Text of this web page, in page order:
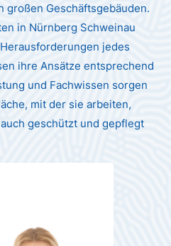
großen Geschäftsgebäuden.
in Nürnberg Schweinau
jedes
ihre Ansätze entsprechend
und Fachwissen sorgen
mit der sie arbeiten,
geschützt und gepflegt